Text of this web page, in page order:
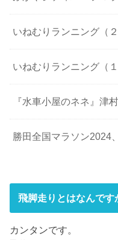
いねむりランニング（２
いねむりランニング（１
『水車小屋のネネ』津
勝田全国マラソン2024
飛脚走りとはなんです
カンタンです。